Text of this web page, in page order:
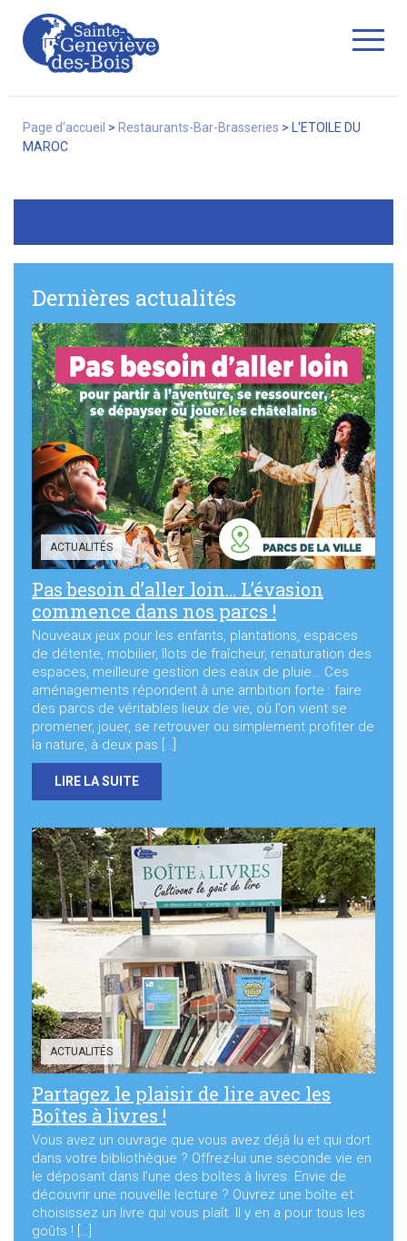
La Ville
Commerces/associations
Sortir à Ste Gen’
Page d'accueil > Restaurants-Bar-Brasseries >
L'ETOILE DU
MAROC
Dernières actualités
ACTUALITÉS
Pas besoin d’aller loin… L’évasion
commence dans nos parcs !
Nouveaux jeux pour les enfants, plantations, espaces
de détente, mobilier, îlots de fraîcheur, renaturation des
espaces, meilleure gestion des eaux de pluie… Ces
aménagements répondent à une ambition forte : faire
des parcs de véritables lieux de vie, où l’on vient se
promener, jouer, se retrouver ou simplement profiter de
la nature, à deux pas […]
LIRE LA SUITE
ACTUALITÉS
Partagez le plaisir de lire avec les
Boîtes à livres !
Vous avez un ouvrage que vous avez déjà lu et qui dort
dans votre bibliothèque ? Offrez-lui une seconde vie en
le déposant dans l’une des boîtes à livres. Envie de
découvrir une nouvelle lecture ? Ouvrez une boîte et
choisissez un livre qui vous plaît. Il y en a pour tous les
goûts ! […]